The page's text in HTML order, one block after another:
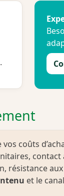
vos coûts
contact
aux
et le